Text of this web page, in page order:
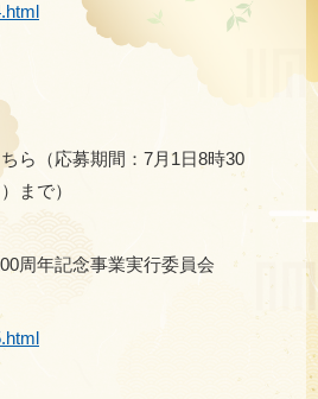
ら（応募期間：7月1日8時30
まで）
周年記念事業実行委員会